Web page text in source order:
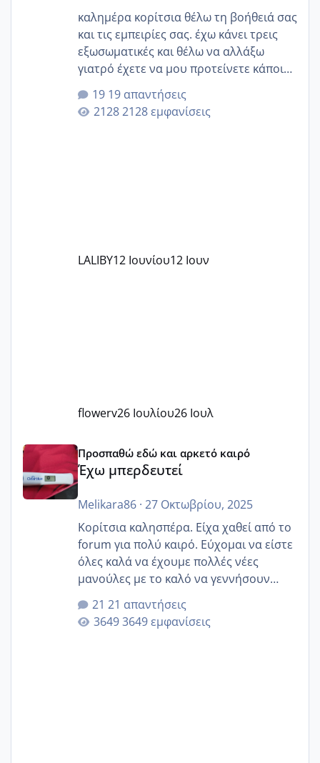
καλημέρα κορίτσια θέλω τη βοήθειά σας
και τις εμπειρίες σας. έχω κάνει τρεις
εξωσωματικές και θέλω να αλλάξω
γιατρό έχετε να μου προτείνετε κάποιον
που μείνατε ευχαριστημένες και είχατε
επιιτυχία? έκανα στο υγεία με τον
ζερβομανωλάκη (δεν το εψαξε καθόλου
19 απαντήσεις
2128 εμφανίσεις
LALIBY12 Ιουνίου12 Ιουν
flowerv26 Ιουλίου26 Ιουλ
Έχω μπερδευτεί
Προσπαθώ εδώ και αρκετό καιρό
Έχω μπερδευτεί
Melikara86· 27 Οκτωβρίου, 2025
Κορίτσια καλησπέρα. Είχα χαθεί από το
forum για πολύ καιρό. Εύχομαι να είστε
όλες καλά να έχουμε πολλές νέες
μανούλες με το καλό να γεννήσουν
αυτές που ήδη περιμένουν. Να πάρουν
γερα μωράκια στην αγκαλίτσα τους
🙏🏼🙏🏼 Ας πάμε λοιπόν στο θέμα μου.
21 απαντήσεις
3649 εμφανίσεις